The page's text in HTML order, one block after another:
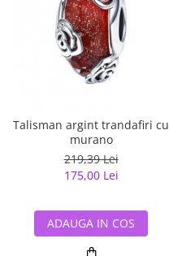
Talisman argint trandafiri cu
murano
219,39 Lei
175,00 Lei
ADAUGA IN COS